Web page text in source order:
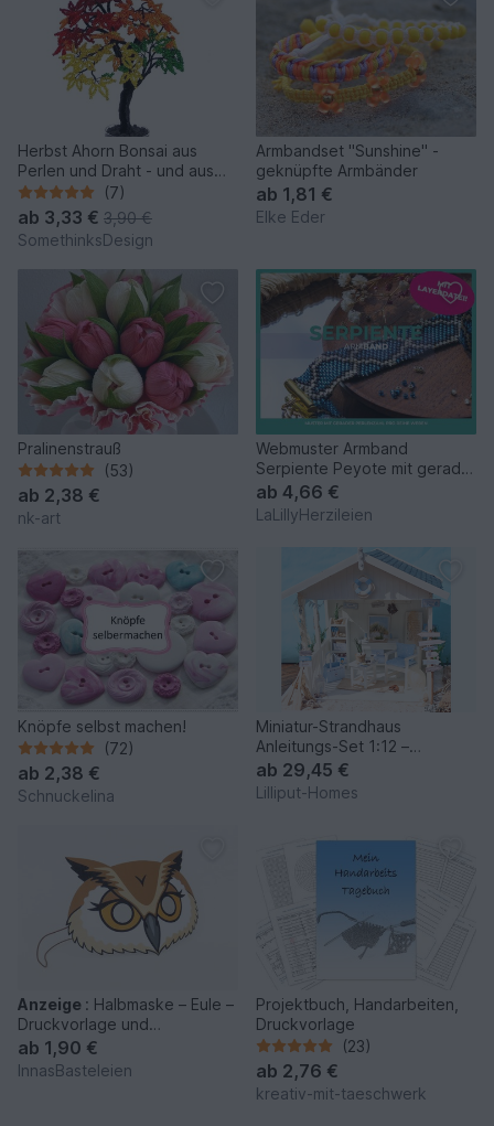
Herbst Ahorn Bonsai aus
Perlen und Draht - und aus
Liebe
(7)
ab 3,33 € 3,90 €
SomethinksDesign
Armbandset "Sunshine" -
geknüpfte Armbänder
ab 1,81 €
Elke Eder
Pralinenstrauß
(53)
ab 2,38 €
nk-art
Webmuster Armband
Serpiente Peyote mit gerader
Perlenzahl
ab 4,66 €
LaLillyHerzileien
Knöpfe selbst machen!
(72)
ab 2,38 €
Schnuckelina
Miniatur-Strandhaus
Anleitungs-Set 1:12 –
Bastelbögen & Anleitungen
ab 29,45 €
Lilliput-Homes
Anzeige : Halbmaske – Eule –
Druckvorlage und
Bastelanleitung
ab 1,90 €
InnasBasteleien
Projektbuch, Handarbeiten,
Druckvorlage
(23)
ab 2,76 €
kreativ-mit-taeschwerk